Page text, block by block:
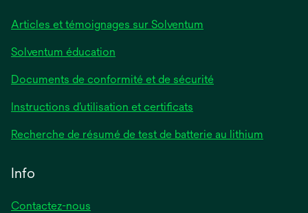
Articles et témoignages sur Solventum
Solventum éducation
Documents de conformité et de sécurité
Instructions d’utilisation et certificats
Recherche de résumé de test de batterie au lithium
Info
Contactez-nous